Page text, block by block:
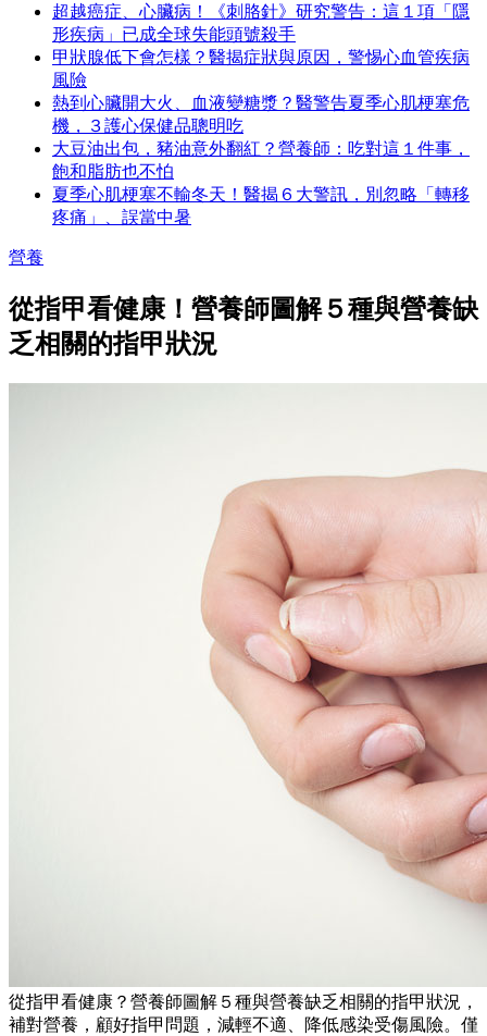
超越癌症、心臟病！《刺胳針》研究警告：這１項「隱
形疾病」已成全球失能頭號殺手
甲狀腺低下會怎樣？醫揭症狀與原因，警惕心血管疾病
風險
熱到心臟開大火、血液變糖漿？醫警告夏季心肌梗塞危
機，３護心保健品聰明吃
大豆油出包，豬油意外翻紅？營養師：吃對這１件事，
飽和脂肪也不怕
夏季心肌梗塞不輸冬天！醫揭６大警訊，別忽略「轉移
疼痛」、誤當中暑
營養
從指甲看健康！營養師圖解５種與營養缺
乏相關的指甲狀況
從指甲看健康？營養師圖解５種與營養缺乏相關的指甲狀況，
補對營養，顧好指甲問題，減輕不適、降低感染受傷風險。僅